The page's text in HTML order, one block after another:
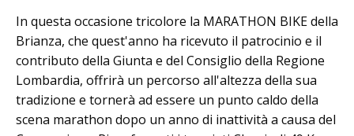
In questa occasione tricolore la MARATHON BIKE della
Brianza, che quest'anno ha ricevuto il patrocinio e il
contributo della Giunta e del Consiglio della Regione
Lombardia, offrirà un percorso all'altezza della sua
tradizione e tornerà ad essere un punto caldo della
scena marathon dopo un anno di inattività a causa del